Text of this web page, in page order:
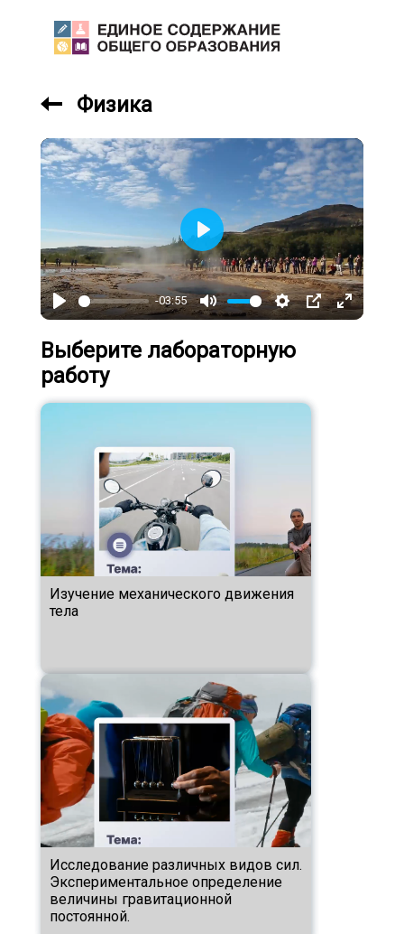
Физика
Play
-03:55
Mute Settings
PIP Enter
Play
Выберите лабораторную
работу
Изучение механического движения
тела
Исследование различных видов сил.
Экспериментальное определение
величины гравитационной
постоянной.